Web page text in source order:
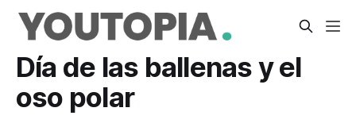
Día de las ballenas y el
oso polar